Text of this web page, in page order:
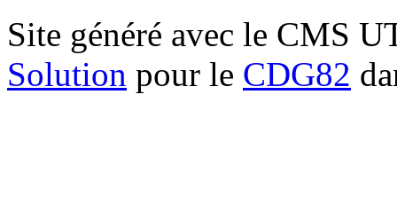
Site généré avec le CMS
Solution pour le CDG82